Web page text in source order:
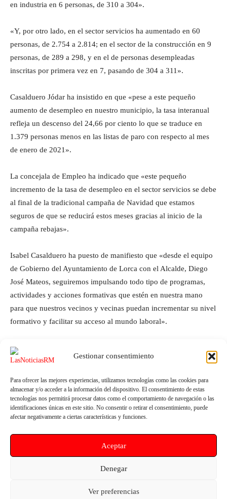
Gestionar consentimiento
Para ofrecer las mejores experiencias, utilizamos tecnologías como las cookies para
almacenar y/o acceder a la información del dispositivo. El consentimiento de estas
tecnologías nos permitirá procesar datos como el comportamiento de navegación o las
identificaciones únicas en este sitio. No consentir o retirar el consentimiento, puede
afectar negativamente a ciertas características y funciones.
Aceptar
Denegar
Ver preferencias
en industria en 6 personas, de 310 a 304».
«Y, por otro lado, en el sector servicios ha aumentado en 60
personas, de 2.754 a 2.814; en el sector de la construcción en 9
personas, de 289 a 298, y en el de personas desempleadas
inscritas por primera vez en 7, pasando de 304 a 311».
Casalduero Jódar ha insistido en que «pese a este pequeño
aumento de desempleo en nuestro municipio, la tasa interanual
refleja un descenso del 24,66 por ciento lo que se traduce en
1.379 personas menos en las listas de paro con respecto al mes
de enero de 2021».
La concejala de Empleo ha indicado que «este pequeño
incremento de la tasa de desempleo en el sector servicios se debe
al final de la tradicional campaña de Navidad que estamos
seguros de que se reducirá estos meses gracias al inicio de la
campaña rebajas».
Isabel Casalduero ha puesto de manifiesto que «desde el equipo
de Gobierno del Ayuntamiento de Lorca con el Alcalde, Diego
José Mateos, seguiremos impulsando todo tipo de programas,
actividades y acciones formativas que estén en nuestra mano
para que nuestros vecinos y vecinas puedan incrementar su nivel
formativo y facilitar su acceso al mundo laboral».
Artículo anterior
El Consejo de Estudiantes de
EUt+ ayudará al alumnado de
movilidad y organizará torneos
Artículo siguiente
Vélez anuncia un expediente
sancionador al organizador de la
hayan infringido la Ley de